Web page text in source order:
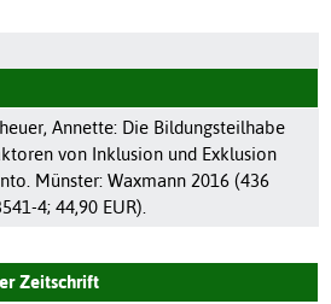
Annette: Die Bildungsteilhabe
von Inklusion und Exklusion
Münster: Waxmann 2016 (436
4; 44,90 EUR).
Zeitschrift